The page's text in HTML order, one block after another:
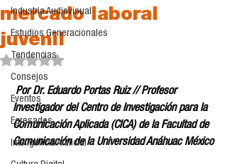
Industria Audiovisual
Estudios Generacionales
Tendencias
Consejos
Eventos
Egresados
Inteligencia Artificial
mercado laboral
juvenil
Obtuvo NaN de 5 estrellas.
Por Dr. Eduardo Portas Ruiz // Profesor
Investigador del Centro de Investigación para la
Comunicación Aplicada (CICA) de la Facultad de
Comunicación de la Universidad Anáhuac México